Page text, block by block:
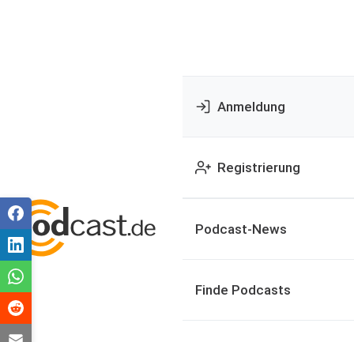
Anmeldung
Registrierung
Podcast-News
Finde Podcasts